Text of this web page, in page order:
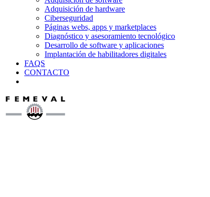
Adquisición de hardware
Ciberseguridad
Páginas webs, apps y marketplaces
Diagnóstico y asesoramiento tecnológico
Desarrollo de software y aplicaciones
Implantación de habilitadores digitales
FAQS
CONTACTO